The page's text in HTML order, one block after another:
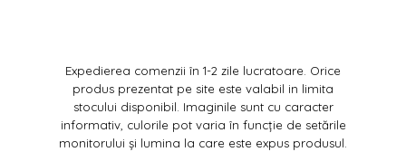
Expedierea comenzii în 1-2 zile lucratoare. Orice
produs prezentat pe site este valabil in limita
stocului disponibil. Imaginile sunt cu caracter
informativ, culorile pot varia în funcție de setările
monitorului și lumina la care este expus produsul.